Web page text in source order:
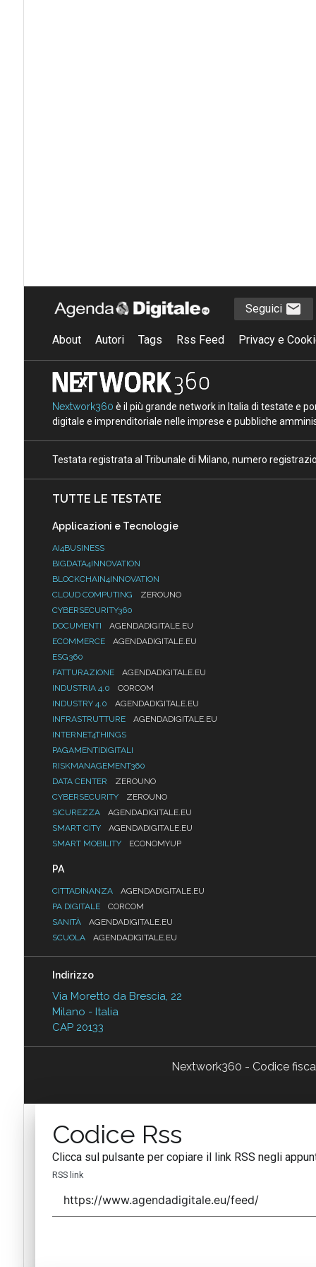
Seguici
About Autori Tags Rss Feed Privacy e
Nextwork360 è il più grande network in Italia di testate e
digitale e imprenditoriale nelle imprese e pubbliche
Testata registrata al Tribunale di Milano, numero
TUTTE LE TESTATE
Applicazioni e Tecnologie
AI4BUSINESS
BIGDATA4INNOVATION
BLOCKCHAIN4INNOVATION
CLOUD COMPUTING
ZEROUNO
CYBERSECURITY360
DOCUMENTI
AGENDADIGITALE.EU
ECOMMERCE
AGENDADIGITALE.EU
ESG360
FATTURAZIONE
AGENDADIGITALE.EU
INDUSTRIA 4.0
CORCOM
INDUSTRY 4.0
AGENDADIGITALE.EU
INFRASTRUTTURE
AGENDADIGITALE.EU
INTERNET4THINGS
PAGAMENTIDIGITALI
RISKMANAGEMENT360
DATA CENTER
ZEROUNO
CYBERSECURITY
ZEROUNO
SICUREZZA
AGENDADIGITALE.EU
SMART CITY
AGENDADIGITALE.EU
SMART MOBILITY
ECONOMYUP
PA
CITTADINANZA
AGENDADIGITALE.EU
PA DIGITALE
CORCOM
SANITÀ
AGENDADIGITALE.EU
SCUOLA
AGENDADIGITALE.EU
Indirizzo
Via Moretto da Brescia, 22
Milano - Italia
CAP 20133
Nextwork360 - Codice
Codice Rss
Clicca sul pulsante per copiare il link RSS negli
RSS link